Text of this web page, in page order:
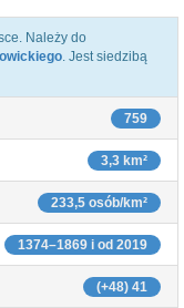
Należy do
. Jest siedzibą
759
3,3 km²
233,5 osób/km²
1374–1869 i od 2019
(+48) 41